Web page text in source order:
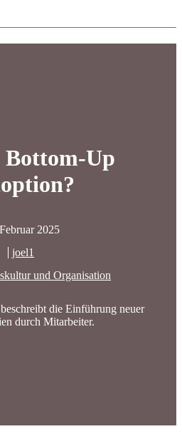
Bottom-Up
2025
joel1
und Organisation
die Einführung neuer
durch Mitarbeiter.